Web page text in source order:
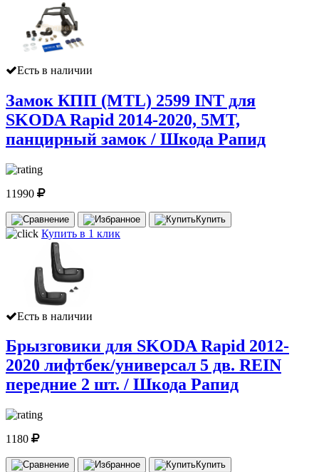
Есть в наличии
Замок КПП (MTL) 2599 INT для
SKODA Rapid 2014-2020, 5MT,
панцирный замок / Шкода Рапид
11990
Купить
Купить в 1 клик
Есть в наличии
Брызговики для SKODA Rapid 2012-
2020 лифтбек/универсал 5 дв. REIN
передние 2 шт. / Шкода Рапид
1180
Купить